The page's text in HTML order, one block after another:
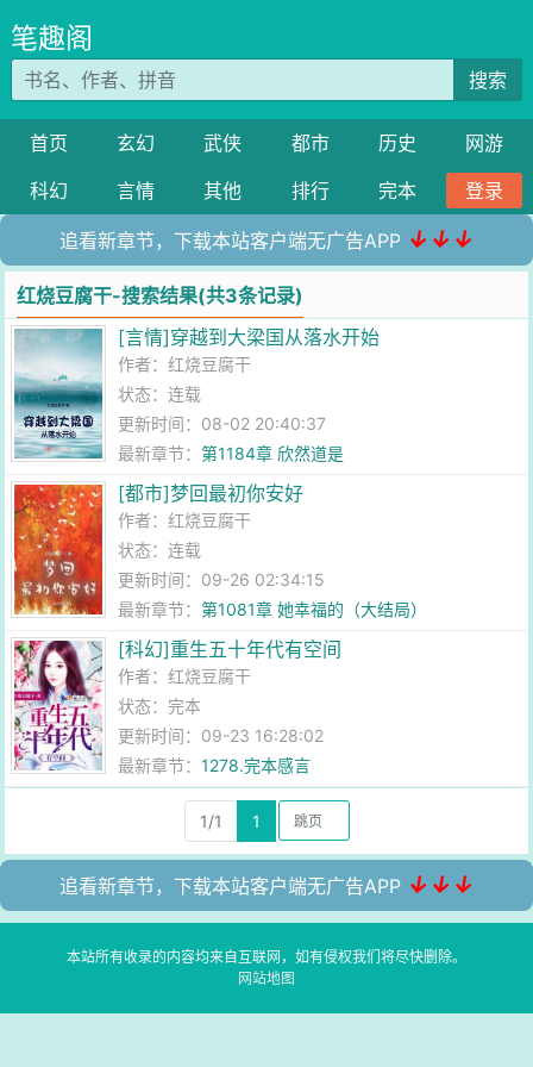
笔趣阁
搜索
首页 玄幻 武侠 都市 历史
网游
科幻
言情 其他 排行 完本 登录
追看新章节，下载本站客户端无广告APP ↓↓↓
红烧豆腐干-搜索结果(共3条记录)
[言情]穿越到大梁国从落水开始
作者：红烧豆腐干
状态：连载
更新时间：08-02 20:40:37
最新章节：第1184章 欣然道是
[都市]梦回最初你安好
作者：红烧豆腐干
状态：连载
更新时间：09-26 02:34:15
最新章节：第1081章 她幸福的（大结局）
[科幻]重生五十年代有空间
作者：红烧豆腐干
状态：完本
更新时间：09-23 16:28:02
最新章节：1278.完本感言
1/1 1
追看新章节，下载本站客户端无广告APP ↓↓↓
本站所有收录的内容均来自互联网，如有侵权我们将尽快删除。
网站地图